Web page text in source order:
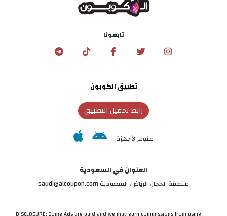
تابعونا
تطبيق الكوبون
رابط تحميل التطبيق
متوفر لأجهزة
العنوان في السعودية
منطقة الحجاز، الرياض، السعودية saudi@alcoupon.com